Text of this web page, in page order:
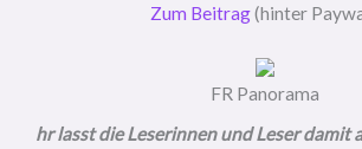
Zum Beitrag(hinter
FR Panorama
hr lasst die Leserinnen und Leser damit